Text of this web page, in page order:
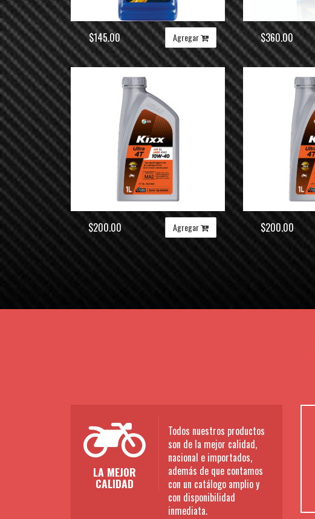
$145.00 Agregar $360.00
$200.00 Agregar $200.00
LA MEJOR
CALIDAD
Todos nuestros productos
son de la mejor calidad,
nacional e importados,
además de que contamos
con un catálogo amplio y
con disponibilidad
inmediata.